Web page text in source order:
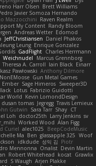
Harr Olsen Brett Williams
Javier Somoza Hernando
Mazzocchini Raven Realm
My Content Randy Bloom
Andreas Wetter Edomod
JeffChristiansen Daniel Phakos
Leung Enrique Gonzalez
GadFlight Charles Herrmann
Weichnudel
Marcus Grennborg
Theresa A. Carroll Iain Black Einarr
Pawłowski Anthony Dilmore
Gun Metal Games
Ember Sage Himeros Sweeper3D
Lotus Fabrizio Guidotti
World Kevin LomondDesign
dusan tomas Jegregg Travis Lemieux
Gutwin Sara Tarr Shay CT
Loh doctor25th Larry Jenkins sv
Worked Wood Alan Figg
Curiel alec1025
BeepCodeMusic
Ma Ben glassapple 325 Woof
idkdude 성익 김 Piotr
Mennonna Onalist Devin Martin
Robert Whitehead kocat Grawlix
S Waugh Arjen Plakke